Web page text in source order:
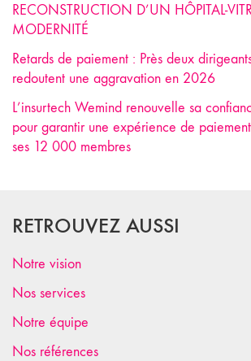
RECONSTRUCTION D’UN HÔPITAL-
MODERNITÉ
Retards de paiement : Près deux
redoutent une aggravation en 2026
L’insurtech Wemind renouvelle sa
pour garantir une expérience de
ses 12 000 membres
RETROUVEZ AUSSI
Notre vision
Nos services
Notre équipe
Nos références